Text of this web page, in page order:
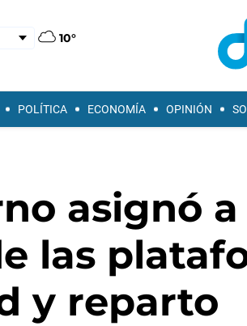
10°
POLÍTICA ECONOMÍA OPINIÓN
asignó
las
y reparto